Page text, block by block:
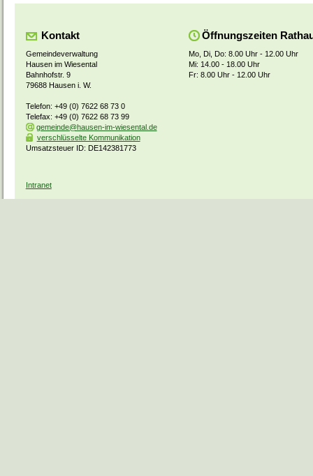
Kontakt
Gemeindeverwaltung
Hausen im Wiesental
Bahnhofstr. 9
79688 Hausen i. W.
Telefon: +49 (0) 7622 68 73 0
Telefax: +49 (0) 7622 68 73 99
gemeinde@hausen-im-wiesental.de
verschlüsselte Kommunikation
Umsatzsteuer ID: DE142381773
Öffnungszeiten
Mo, Di, Do: 8.00 Uhr - 12.00 Uhr
Mi: 14.00 - 18.00 Uhr
Fr: 8.00 Uhr - 12.00 Uhr
Intranet